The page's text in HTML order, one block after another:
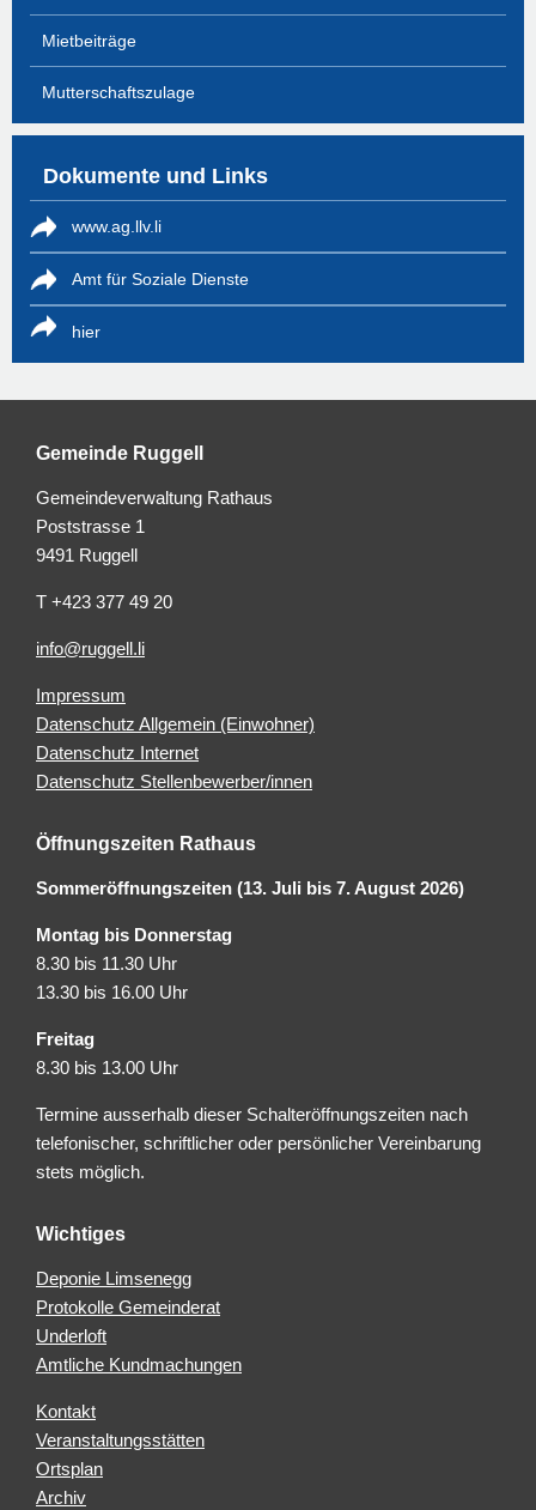
Mietbeiträge
Mutterschaftszulage
Dokumente und Links
www.ag.llv.li
Amt für Soziale Dienste
hier
Gemeinde Ruggell
Gemeindeverwaltung Rathaus
Poststrasse 1
9491 Ruggell
T +423 377 49 20
info@ruggell.li
Impressum
Datenschutz Allgemein (Einwohner)
Datenschutz Internet
Datenschutz Stellenbewerber/innen
Öffnungszeiten Rathaus
Sommeröffnungszeiten (13. Juli bis 7. August 2026)
Montag bis Donnerstag
8.30 bis 11.30 Uhr
13.30 bis 16.00 Uhr
Freitag
8.30 bis 13.00 Uhr
Termine ausserhalb dieser Schalteröffnungszeiten nach
telefonischer, schriftlicher oder persönlicher Vereinbarung
stets möglich.
Wichtiges
Deponie Limsenegg
Protokolle Gemeinderat
Underloft
Amtliche Kundmachungen
Kontakt
Veranstaltungsstätten
Ortsplan
Archiv